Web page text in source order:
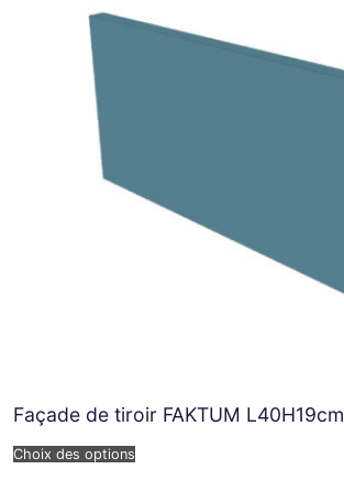
Façade de tiroir FAKTUM L40H19cm
Choix des options